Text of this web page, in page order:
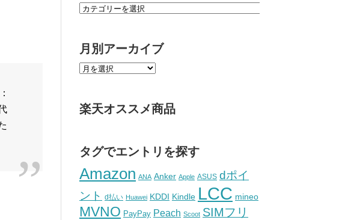
月別アーカイブ
楽天オススメ商品
タグでエントリを探す
Amazon ANA Anker Apple ASUS dポイ
ント
d払い Huawei KDDI Kindle LCC mineo
MVNO PayPay Peach Scoot SIMフリ